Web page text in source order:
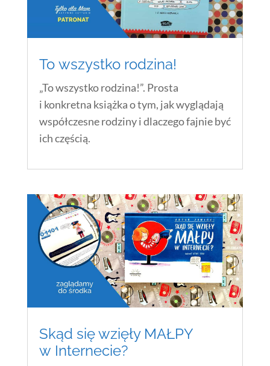
To wszystko rodzina!
„To wszystko rodzina!”. Prosta
i konkretna książka o tym, jak wyglądają
współczesne rodziny i dlaczego fajnie być
ich częścią.
Skąd się wzięły MAŁPY
w Internecie?